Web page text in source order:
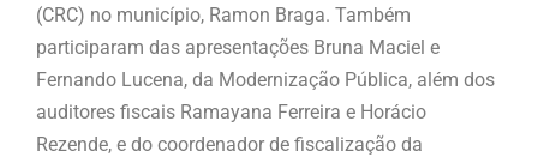
(CRC) no município, Ramon Braga. Também
participaram das apresentações Bruna Maciel e
Fernando Lucena, da Modernização Pública, além dos
auditores fiscais Ramayana Ferreira e Horácio
Rezende, e do coordenador de fiscalização da